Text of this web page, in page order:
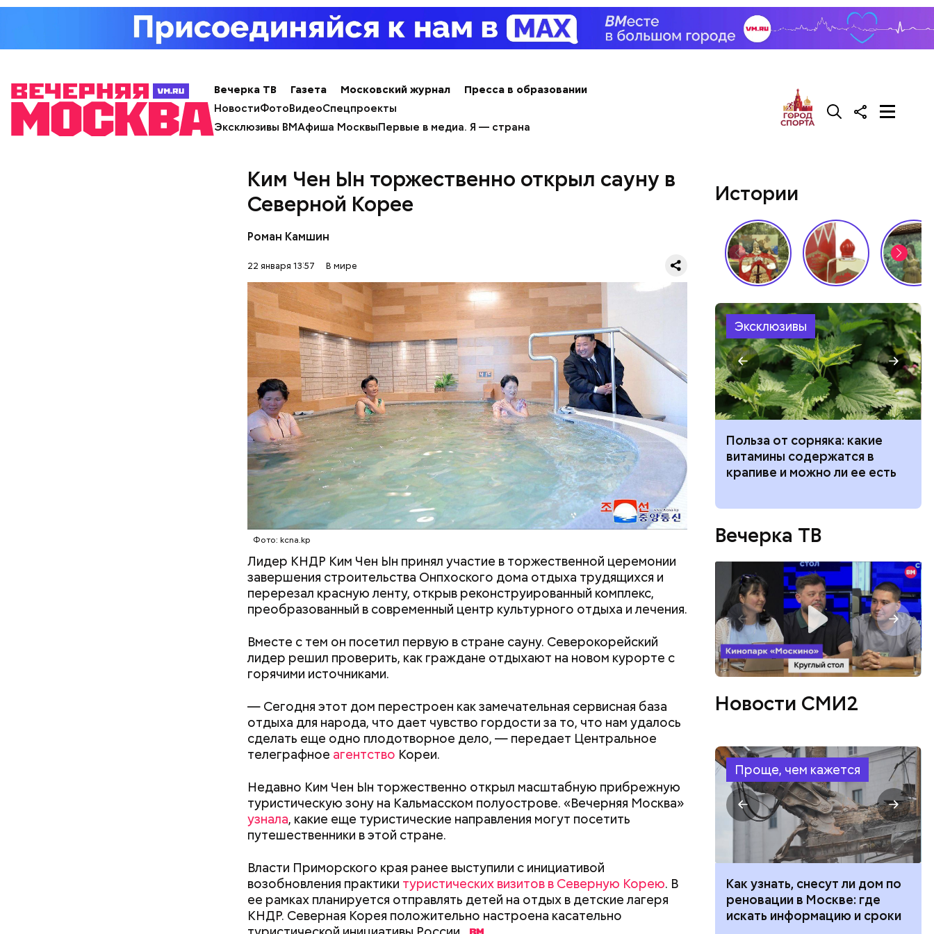
Вечерка ТВ Газета Московский журнал
Пресса в образовании
НовостиФотоВидеоСпецпроекты
Эксклюзивы ВМАфиша МосквыПервые в медиа. Я — страна
Ким Чен Ын торжественно открыл сауну в
Северной Корее
Роман Камшин
22 января 13:57 В мире
Фото: kcna.kp
Лидер КНДР Ким Чен Ын принял участие в торжественной церемонии
завершения строительства Онпхоского дома отдыха трудящихся и
перерезал красную ленту, открыв реконструированный комплекс,
преобразованный в современный центр культурного отдыха и лечения.
Вместе с тем он посетил первую в стране сауну. Северокорейский
лидер решил проверить, как граждане отдыхают на новом курорте с
горячими источниками.
— Сегодня этот дом перестроен как замечательная сервисная база
отдыха для народа, что дает чувство гордости за то, что нам удалось
сделать еще одно плодотворное дело, — передает Центральное
телеграфное агентство Кореи.
Недавно Ким Чен Ын торжественно открыл масштабную прибрежную
туристическую зону на Кальмасском полуострове. «Вечерняя Москва»
узнала, какие еще туристические направления могут посетить
путешественники в этой стране.
Власти Приморского края ранее выступили с инициативой
возобновления практики туристических визитов в Северную Корею. В
ее рамках планируется отправлять детей на отдых в детские лагеря
КНДР. Северная Корея положительно настроена касательно
Температура воды здесь круглый год составляет 36 градусов,
поэтому купаться в этих источниках приятно и к тому же полезно.
Однако стоит быть осторожным: ходить здесь можно только без
обуви, но чтобы не поскользнуться, лучше взять носки или резиновые
тапочки для душа.
Остров Сокотра, Йемен
Стив Балмер
Фото: Shutterstock
В отличие от остальных супермиллиардеров Стив Балмер не создавал
собственный продукт, а примкнул к уже созданной компании —
Microsoft. Он стал 30-м сотрудником, который стал работать в
корпорации, вместе с зарплатой Балмер также получал часть акций
компании, что и стало причиной его богатства.
посту генерального директора. Им он оставался до 2014 года, после
чего ушел с поста, но остался держателем акций компании. Сейчас его
состояние оценивается в 126 миллиардов долларов.
Истории
Эксклюзивы
«В погоне за удачей все
средства хороши»: как
россияне ищут работу с
помощью магии
«Неизбежно приведет к
слепоте»: чем опасно
повреждение нервов глаз
после ковида
Польза от сорняка: какие
витамины содержатся в
крапиве и можно ли ее есть
Вечерка ТВ
Новости СМИ2
Проще, чем кажется
Как поменять батареи дома и
не получить штраф
Как получить до 100 тысяч
рублей от государства при
трудной ситуации: кто может
Как узнать, снесут ли дом по
реновации в Москве: где
искать информацию и сроки